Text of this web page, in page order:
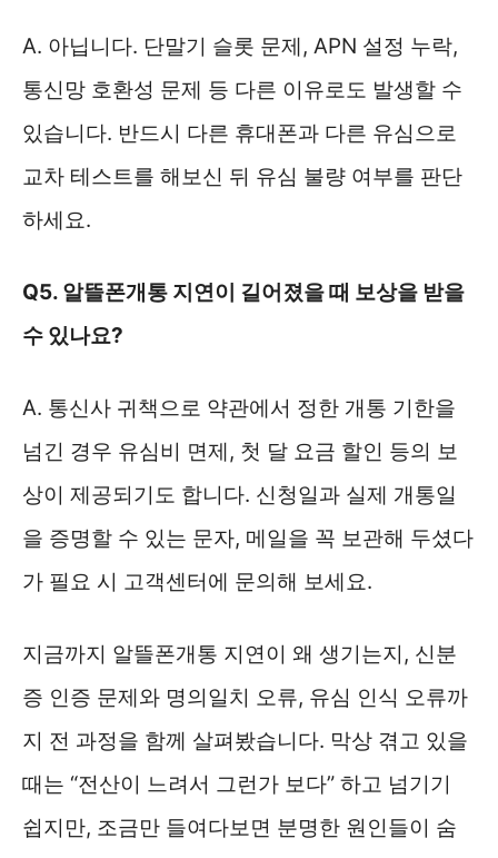
A. 아닙니다. 단말기 슬롯 문제, APN 설정 누락,
통신망 호환성 문제 등 다른 이유로도 발생할 수
있습니다. 반드시 다른 휴대폰과 다른 유심으로
교차 테스트를 해보신 뒤 유심 불량 여부를 판단
하세요.
Q5. 알뜰폰개통 지연이 길어졌을 때 보상을 받을
수 있나요?
A. 통신사 귀책으로 약관에서 정한 개통 기한을
넘긴 경우 유심비 면제, 첫 달 요금 할인 등의 보
상이 제공되기도 합니다. 신청일과 실제 개통일
을 증명할 수 있는 문자, 메일을 꼭 보관해 두셨다
가 필요 시 고객센터에 문의해 보세요.
지금까지 알뜰폰개통 지연이 왜 생기는지, 신분
증 인증 문제와 명의일치 오류, 유심 인식 오류까
지 전 과정을 함께 살펴봤습니다. 막상 겪고 있을
때는 “전산이 느려서 그런가 보다” 하고 넘기기
쉽지만, 조금만 들여다보면 분명한 원인들이 숨